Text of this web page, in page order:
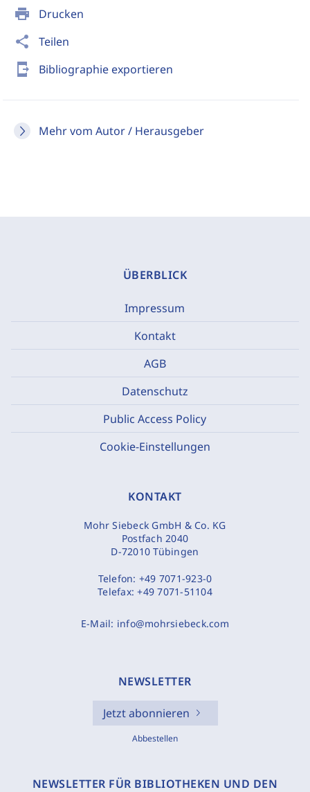
print Drucken
share Teilen
send_to_mobile Bibliographie exportieren
Mehr vom Autor / Herausgeber
ÜBERBLICK
Impressum
Kontakt
AGB
Datenschutz
Public Access Policy
Cookie-Einstellungen
KONTAKT
Mohr Siebeck GmbH & Co. KG
Postfach 2040
D-72010 Tübingen
Telefon: +49 7071-923-0
Telefax:+49 7071-51104
E-Mail: info@mohrsiebeck.com
NEWSLETTER
Jetzt abonnieren
Abbestellen
NEWSLETTER FÜR BIBLIOTHEKEN UND DEN